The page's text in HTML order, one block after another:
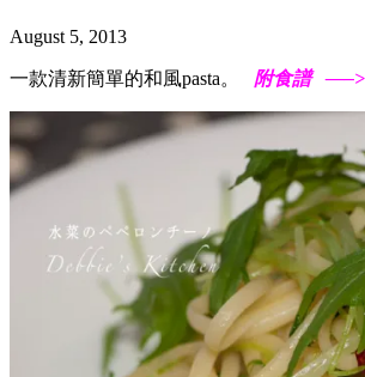
August 5, 2013
一款清新簡單的和風pasta。 附食譜 —–>